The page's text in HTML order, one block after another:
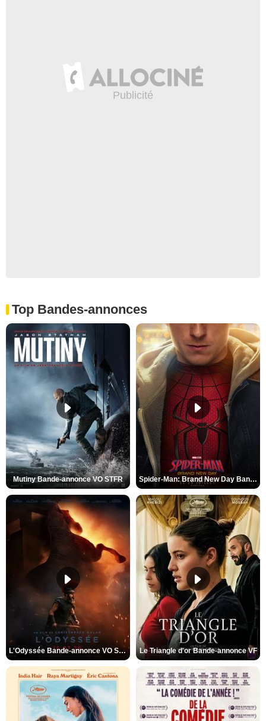
Top Bandes-annonces
Mutiny Bande-annonce VO STFR Spider-Man: Brand New Day Bande-annonce VO STFR
L'Odyssée Bande-annonce VO STFR Le Triangle d'or Bande-annonce VF